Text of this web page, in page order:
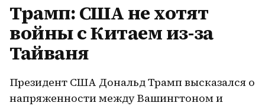
Трамп: США не хотят
войны с Китаем из-за
Тайваня
Президент США Дональд Трамп высказался о
напряженности между Вашингтоном и